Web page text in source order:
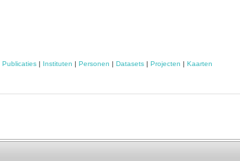
Publicaties| Instituten | Personen | Datasets| Projecten | Kaarten